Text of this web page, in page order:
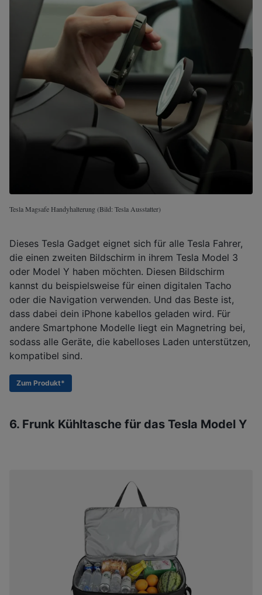
Tesla Magsafe Handyhalterung (Bild: Tesla Ausstatter)
Dieses Tesla Gadget eignet sich für alle Tesla Fahrer,
die einen zweiten Bildschirm in ihrem Tesla Model 3
oder Model Y haben möchten. Diesen Bildschirm
kannst du beispielsweise für einen digitalen Tacho
oder die Navigation verwenden. Und das Beste ist,
dass dabei dein iPhone kabellos geladen wird. Für
andere Smartphone Modelle liegt ein Magnetring bei,
sodass alle Geräte, die kabelloses Laden unterstützen,
kompatibel sind.
Zum Produkt*
6. Frunk Kühltasche für das Tesla Model Y